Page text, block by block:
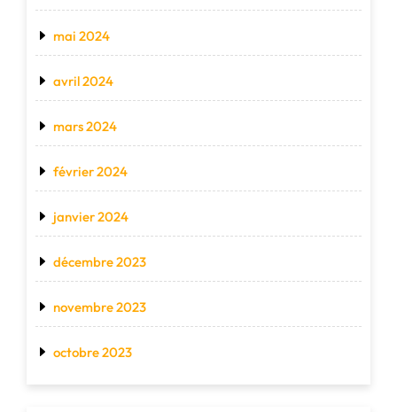
mai 2024
avril 2024
mars 2024
février 2024
janvier 2024
décembre 2023
novembre 2023
octobre 2023